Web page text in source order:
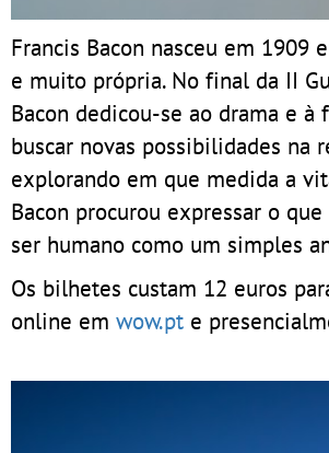
Francis Bacon nasceu em
e muito própria. No final da II
Bacon dedicou-se ao drama e
buscar novas possibilidades na
explorando em que medida a
Bacon procurou expressar o
ser humano como um simples
Os bilhetes custam 12 euros
online em wow.pt e